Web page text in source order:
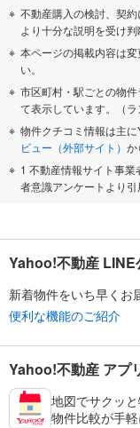
不動産購入の検討、契
より十分な説明を受け判
本ページの掲載内容は
い。
市区町村・駅ごとの物
て表示しています。（ラ
物件クチコミ情報は主
ビュー（外部サイト） か
1 不動産情報サイト事
者意識アンケートより引
Yahoo!不動産 LINE
新着物件をいち早くお
便利な機能のご紹介
Yahoo!不動産 アプ
地図でサクッ
物件比較が手